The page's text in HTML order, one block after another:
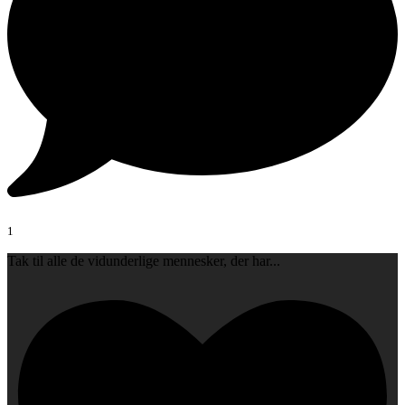
1
Tak til alle de vidunderlige mennesker, der har...